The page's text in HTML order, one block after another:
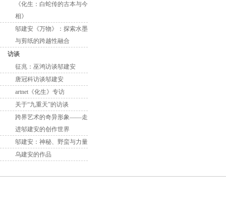
《化生：白蛇传的古本与今
相》
邬建安《万物》：探索水墨
与剪纸的跨越性融合
访谈
征兆：巫鸿访谈邬建安
唐冠科访谈邬建安
artnet《化生》专访
关于“九重天”的访谈
跨界艺术的奇异形象——走
进邬建安的创作世界
邬建安：神秘、野蛮与力量
乌建安的作品